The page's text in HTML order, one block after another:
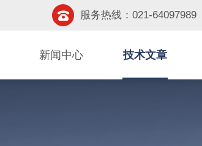
服务热线：021-64097989
新闻中心 技术文章